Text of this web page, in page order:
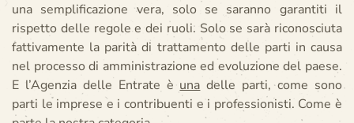
una semplificazione vera, solo se saranno garantiti il
rispetto delle regole e dei ruoli. Solo se sarà riconosciuta
fattivamente la parità di trattamento delle parti in causa
nel processo di amministrazione ed evoluzione del paese.
E l’Agenzia delle Entrate è una delle parti, come sono
parti le imprese e i contribuenti e i professionisti. Come è